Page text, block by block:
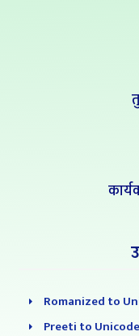
Romanized to
Preeti to